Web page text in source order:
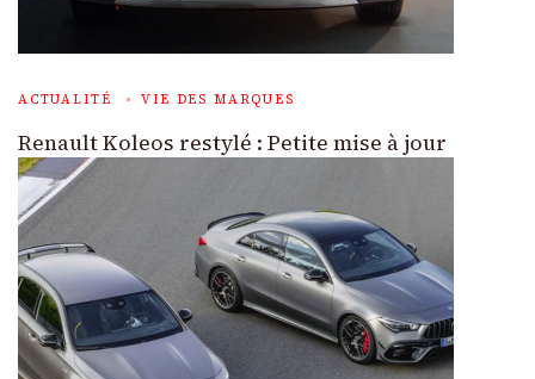
ACTUALITÉ VIE DES MARQUES
Renault Koleos restylé : Petite mise à jour